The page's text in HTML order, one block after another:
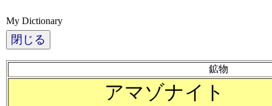
鉱物
アマゾナイト
My Dictionary
閉じる